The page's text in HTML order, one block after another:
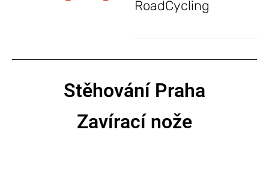
RoadCycling
Stěhování Praha
Zavírací nože